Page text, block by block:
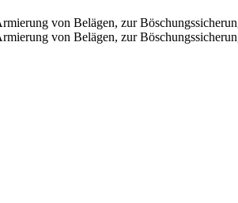
von Belägen, zur
von Belägen, zur